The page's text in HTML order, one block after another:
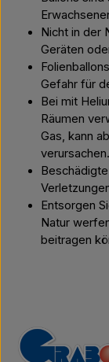
Nicht in der
Geräten
Gefahr für
Bei mit
Räumen
Gas, kann
verursachen.
Entsorgen
Natur
beitragen